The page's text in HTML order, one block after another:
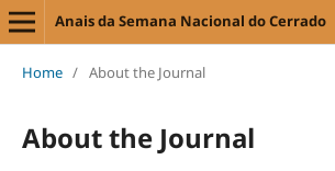
Anais da Semana Nacional do Cerrado
Home / About the Journal
About the Journal